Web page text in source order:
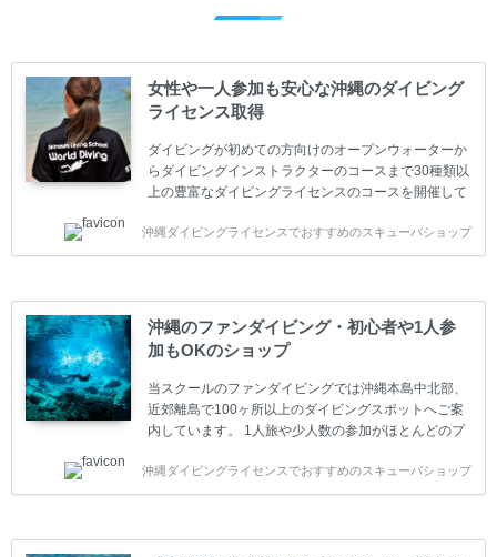
女性や一人参加も安心な沖縄のダイビング
ライセンス取得
ダイビングが初めての方向けのオープンウォーターか
らダイビングインストラクターのコースまで30種類以
上の豊富なダイビングライセンスのコースを開催して
(TEC)のコースもご用意しています。 当スクールを受
講するお客様は一人参加などの少人数のご参加が最も
スクールです。各種ダイビングライセンス取得コース
は年間を通じてキャンペーンを行っています。 ベーシ
ックダイバー(Cカード) 1日間+eラーニング 最安値キ
ャンペーン ￥22800(税込) ￥16800(税込) 器材 / 送
迎 / 保険 / 全て込み ダイビング...
沖縄ダイビングライセンスでおすすめのスキューバショップ
沖縄のファンダイビング・初心者や1人参
加もOKのショップ
当スクールのファンダイビングでは沖縄本島中北部、
近郊離島で100ヶ所以上のダイビングスポットへご案
内しています。 1人旅や少人数の参加がほとんどのプ
の方も安心して楽しめるようにリフレッシュダイビン
グコースもご用意しています。お1人様も初心者の方
イセンスを取得したお客様、ファンダイビングのリピ
沖縄ダイビングライセンスでおすすめのスキューバショップ